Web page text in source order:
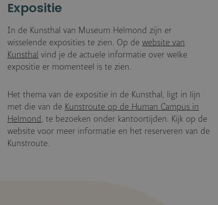
Expositie
In de Kunsthal van Museum Helmond zijn er
wisselende exposities te zien. Op de website van
Kunsthal vind je de actuele informatie over welke
expositie er momenteel is te zien.
Het thema van de expositie in de Kunsthal, ligt in lijn
met die van de Kunstroute op de Human Campus in
Helmond, te bezoeken onder kantoortijden. Kijk op de
website voor meer informatie en het reserveren van de
Kunstroute.